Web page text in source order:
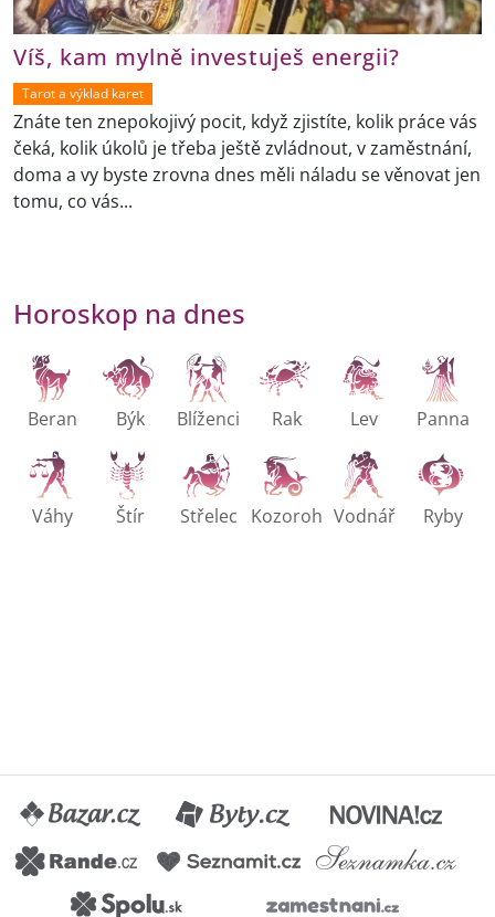
Víš, kam mylně investuješ energii?
Tarot a výklad karet
Znáte ten znepokojivý pocit, když zjistíte, kolik práce vás
čeká, kolik úkolů je třeba ještě zvládnout, v zaměstnání,
doma a vy byste zrovna dnes měli náladu se věnovat jen
tomu, co vás...
Horoskop na dnes
Beran Býk Blíženci Rak Lev Panna
Váhy Štír Střelec Kozoroh Vodnář Ryby